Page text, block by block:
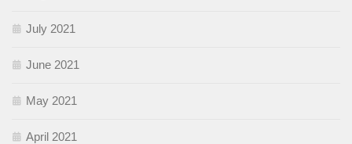
July 2021
June 2021
May 2021
April 2021